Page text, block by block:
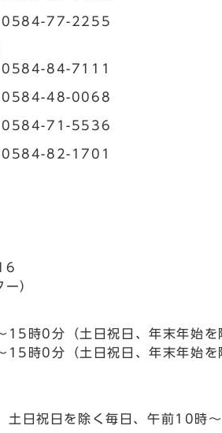
0584-77-2255
0584-84-7111
0584-48-0068
0584-71-5536
0584-82-1701
）
15時0分（土日祝日、年末年始を
15時0分（土日祝日、年末年始を
土日祝日を除く毎日、午前10時